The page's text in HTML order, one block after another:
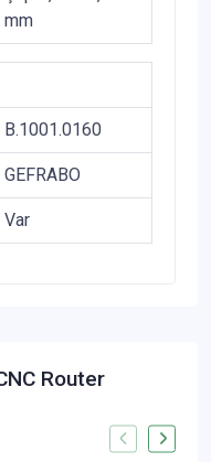
mm
B.1001.0160
GEFRABO
Var
Router